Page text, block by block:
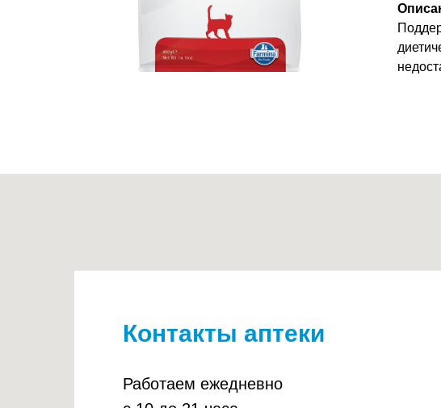
Контакты аптеки
Работаем ежедневно